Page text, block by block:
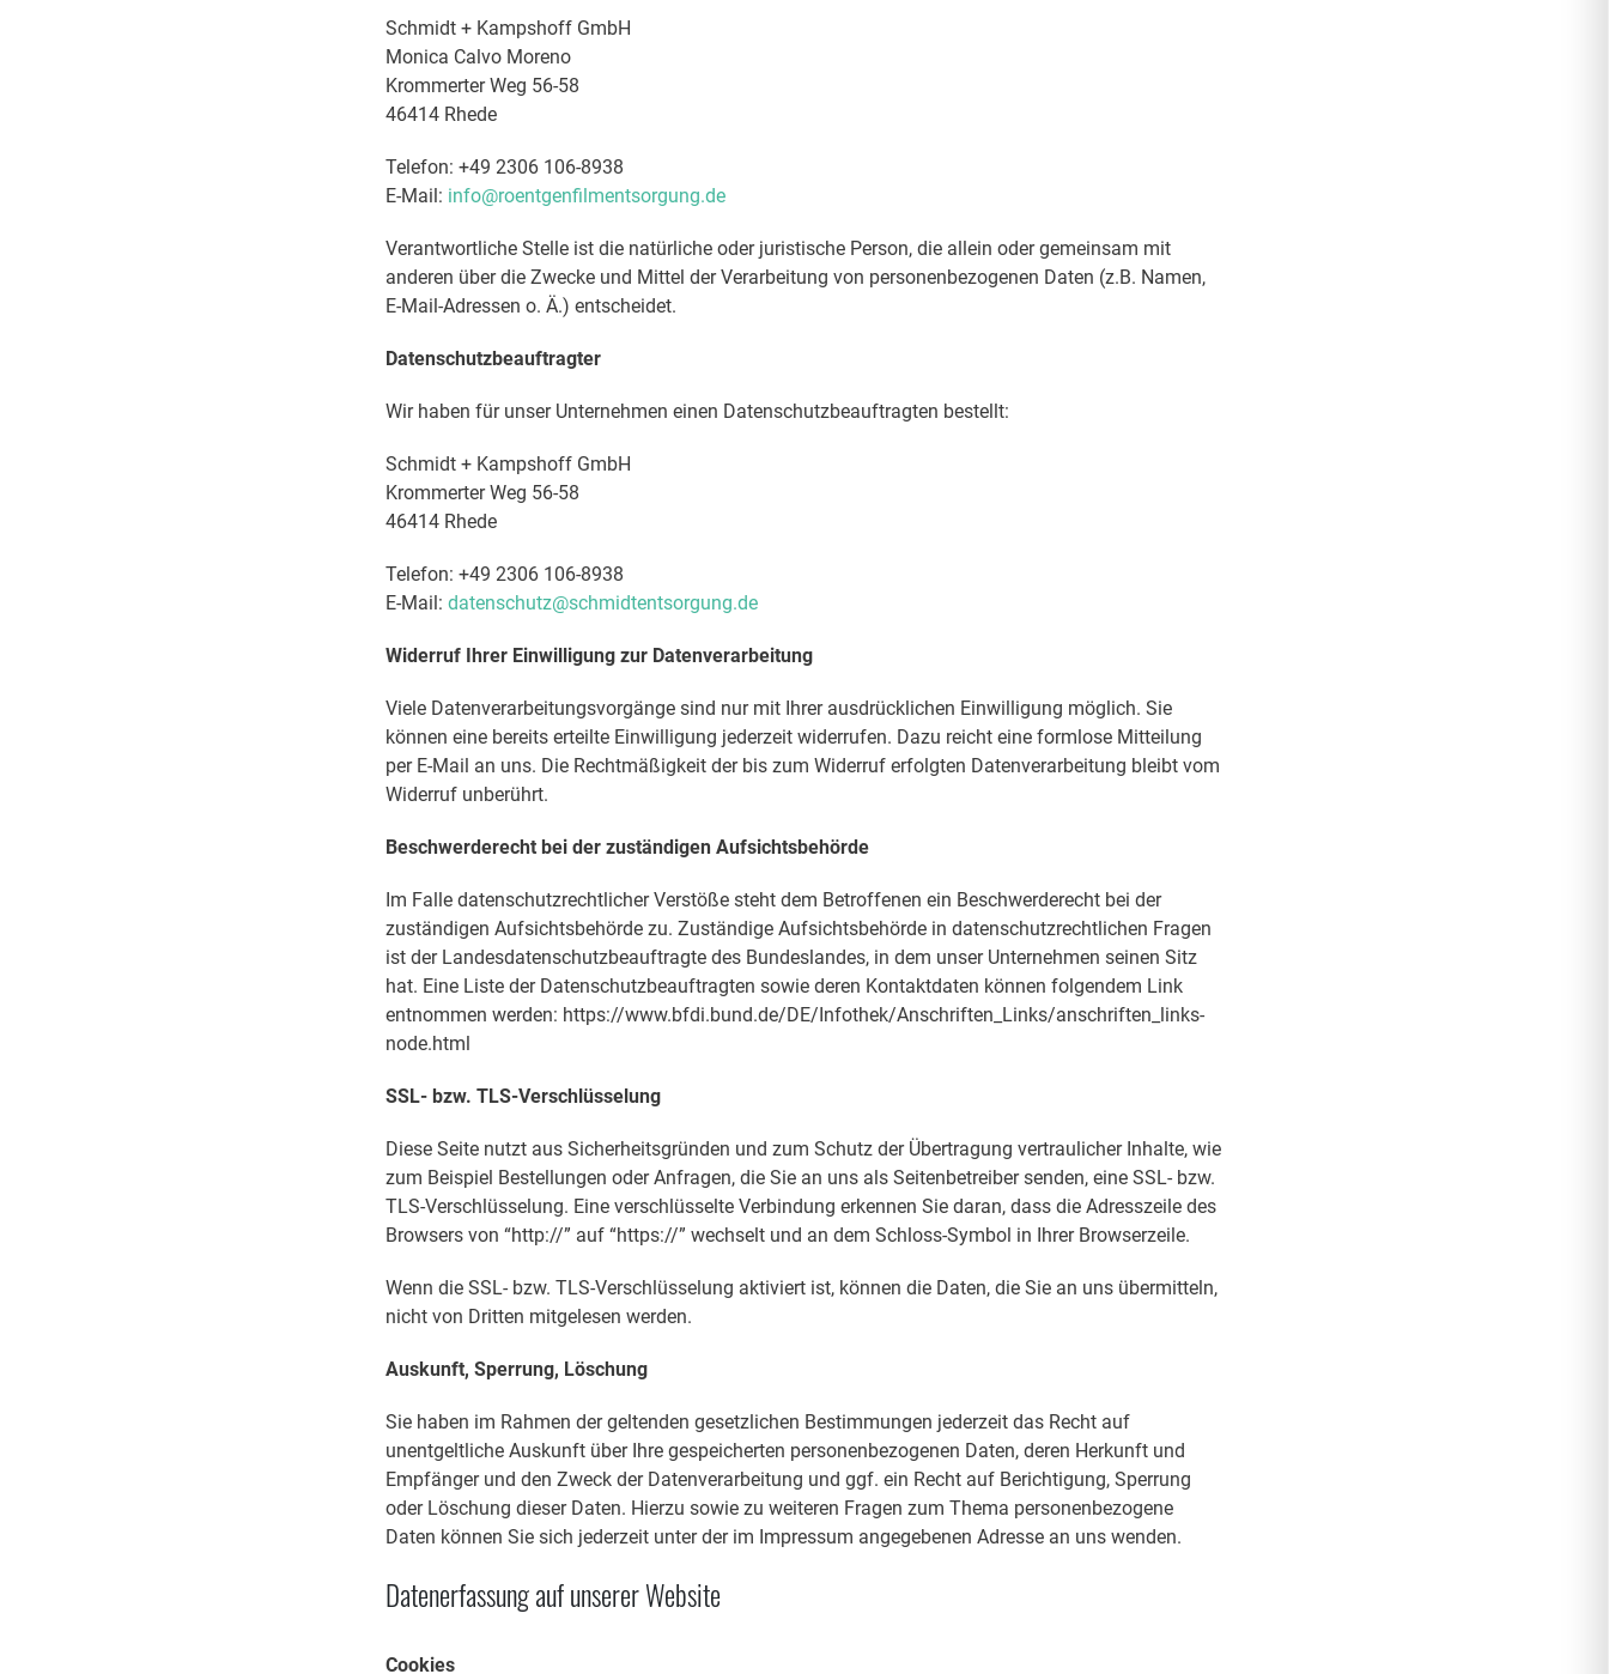
Schmidt + Kampshoff GmbH
Monica Calvo Moreno
Krommerter Weg 56-58
46414 Rhede
Telefon: +49 2306 106-8938
E-Mail: info@roentgenfilmentsorgung.de
Verantwortliche Stelle ist die natürliche oder juristische Person, die allein oder gemeinsam mit
anderen über die Zwecke und Mittel der Verarbeitung von personenbezogenen Daten (z.B. Namen,
E-Mail-Adressen o. Ä.) entscheidet.
Datenschutzbeauftragter
Wir haben für unser Unternehmen einen Datenschutzbeauftragten bestellt:
Schmidt + Kampshoff GmbH
Krommerter Weg 56-58
46414 Rhede
Telefon: +49 2306 106-8938
E-Mail: datenschutz@schmidtentsorgung.de
Widerruf Ihrer Einwilligung zur Datenverarbeitung
Viele Datenverarbeitungsvorgänge sind nur mit Ihrer ausdrücklichen Einwilligung möglich. Sie
können eine bereits erteilte Einwilligung jederzeit widerrufen. Dazu reicht eine formlose Mitteilung
per E-Mail an uns. Die Rechtmäßigkeit der bis zum Widerruf erfolgten Datenverarbeitung bleibt vom
Widerruf unberührt.
Beschwerderecht bei der zuständigen Aufsichtsbehörde
Im Falle datenschutzrechtlicher Verstöße steht dem Betroffenen ein Beschwerderecht bei der
zuständigen Aufsichtsbehörde zu. Zuständige Aufsichtsbehörde in datenschutzrechtlichen Fragen
ist der Landesdatenschutzbeauftragte des Bundeslandes, in dem unser Unternehmen seinen Sitz
hat. Eine Liste der Datenschutzbeauftragten sowie deren Kontaktdaten können folgendem Link
entnommen werden: https://www.bfdi.bund.de/DE/Infothek/Anschriften_Links/anschriften_links-
node.html
SSL- bzw. TLS-Verschlüsselung
Diese Seite nutzt aus Sicherheitsgründen und zum Schutz der Übertragung vertraulicher Inhalte, wie
zum Beispiel Bestellungen oder Anfragen, die Sie an uns als Seitenbetreiber senden, eine SSL- bzw.
TLS-Verschlüsselung. Eine verschlüsselte Verbindung erkennen Sie daran, dass die Adresszeile des
Browsers von “http://” auf “https://” wechselt und an dem Schloss-Symbol in Ihrer Browserzeile.
Wenn die SSL- bzw. TLS-Verschlüsselung aktiviert ist, können die Daten, die Sie an uns übermitteln,
nicht von Dritten mitgelesen werden.
Auskunft, Sperrung, Löschung
Sie haben im Rahmen der geltenden gesetzlichen Bestimmungen jederzeit das Recht auf
unentgeltliche Auskunft über Ihre gespeicherten personenbezogenen Daten, deren Herkunft und
Empfänger und den Zweck der Datenverarbeitung und ggf. ein Recht auf Berichtigung, Sperrung
oder Löschung dieser Daten. Hierzu sowie zu weiteren Fragen zum Thema personenbezogene
Daten können Sie sich jederzeit unter der im Impressum angegebenen Adresse an uns wenden.
Datenerfassung auf unserer Website
Cookies